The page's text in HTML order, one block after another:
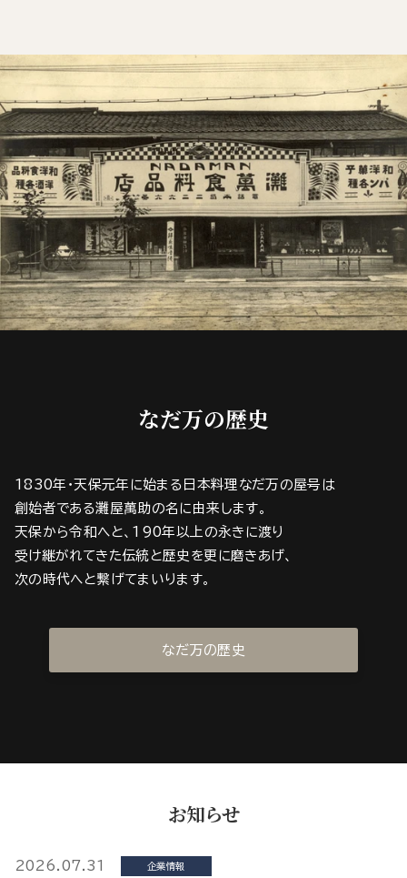
なだ万の歴史
1830年・天保元年に始まる日本料理なだ万の屋号は
創始者である灘屋萬助の名に由来します。
天保から令和へと、190年以上の永きに渡り
受け継がれてきた伝統と歴史を更に磨きあげ、
次の時代へと繋げてまいります。
なだ万の歴史
お知らせ
2026.07.31 企業情報